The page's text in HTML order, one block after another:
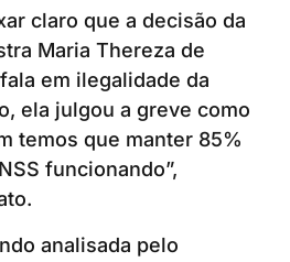
claro que a decisão da
Maria Thereza de
em ilegalidade da
ela julgou a greve como
temos que manter 85%
funcionando”,
analisada pelo